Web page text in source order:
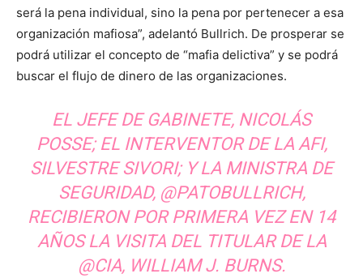
será la pena individual, sino la pena por pertenecer a esa
organización mafiosa”, adelantó Bullrich. De prosperar se
podrá utilizar el concepto de “mafia delictiva” y se podrá
buscar el flujo de dinero de las organizaciones.
EL JEFE DE GABINETE, NICOLÁS
POSSE; EL INTERVENTOR DE LA AFI,
SILVESTRE SIVORI; Y LA MINISTRA DE
SEGURIDAD, @PATOBULLRICH,
RECIBIERON POR PRIMERA VEZ EN 14
AÑOS LA VISITA DEL TITULAR DE LA
@CIA, WILLIAM J. BURNS.